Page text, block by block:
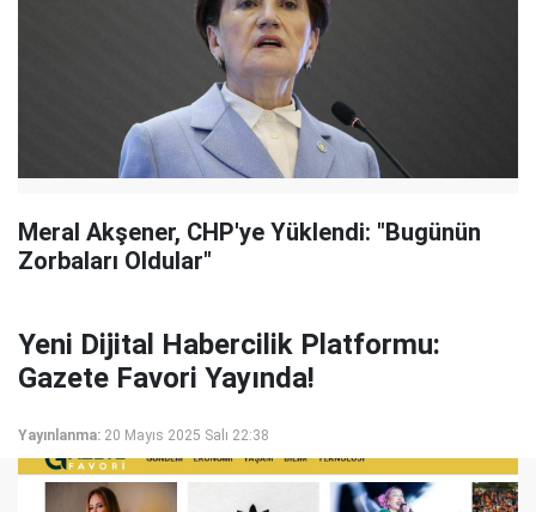
Meral Akşener, CHP'ye Yüklendi: "Bugünün
Zorbaları Oldular"
Yeni Dijital Habercilik Platformu:
Gazete Favori Yayında!
Yayınlanma: 20 Mayıs 2025 Salı 22:38